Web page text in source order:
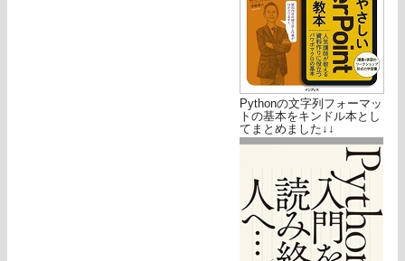
Pythonの文字列フォーマッ
トの基本をキンドル本とし
てまとめました↓↓